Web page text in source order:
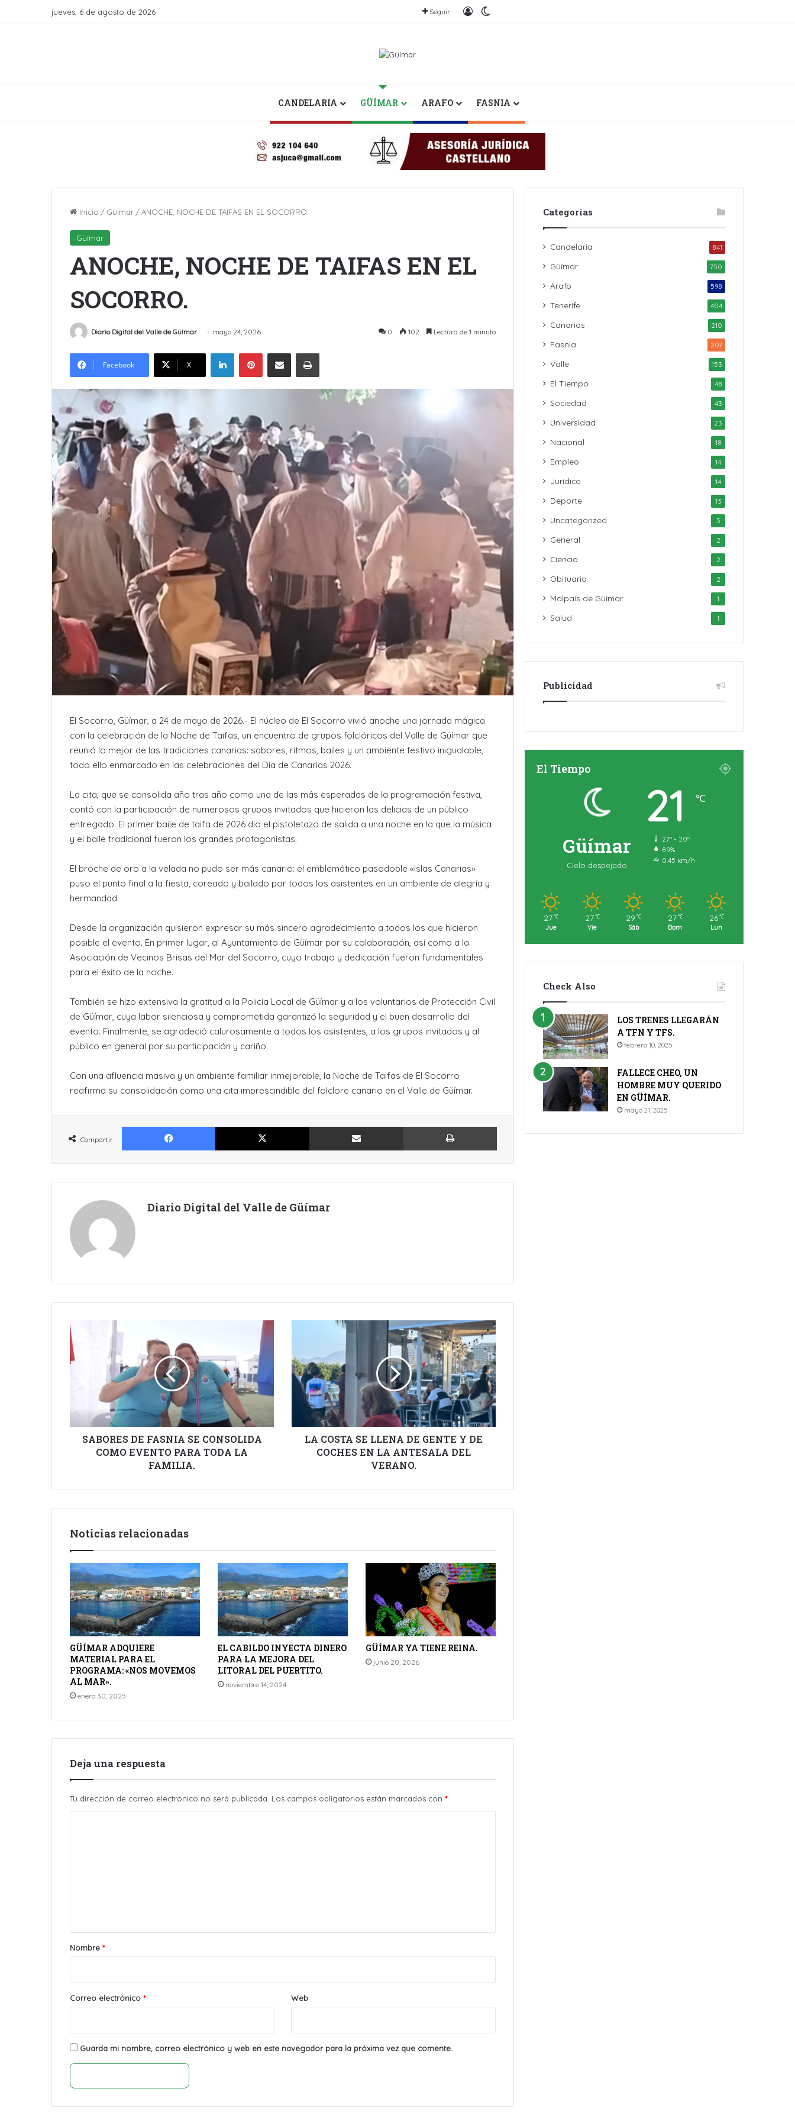
jueves, 6 de agosto de 2026 Seguir Iniciar sesión
CANDELARIA GÜÍMAR ARAFO FASNIA
Inicio / Güímar /ANOCHE, NOCHE DE TAIFAS EN EL SOCORRO.
Güímar
ANOCHE, NOCHE DE TAIFAS EN EL
SOCORRO.
Diario Digital del Valle de Güímar mayo 24, 2026 0 102 Lectura de 1 minuto
Facebook X
LinkedInPinterestCompartir por Email Imprimir
El Socorro, Güímar, a 24 de mayo de 2026.- El núcleo de El Socorro vivió anoche una jornada mágica
con la celebración de la Noche de Taifas, un encuentro de grupos folclóricos del Valle de Güímar que
reunió lo mejor de las tradiciones canarias: sabores, ritmos, bailes y un ambiente festivo inigualable,
todo ello enmarcado en las celebraciones del Día de Canarias 2026.
La cita, que se consolida año tras año como una de las más esperadas de la programación festiva,
contó con la participación de numerosos grupos invitados que hicieron las delicias de un público
entregado. El primer baile de taifa de 2026 dio el pistoletazo de salida a una noche en la que la música
y el baile tradicional fueron los grandes protagonistas.
El broche de oro a la velada no pudo ser más canario: el emblemático pasodoble «Islas Canarias»
puso el punto final a la fiesta, coreado y bailado por todos los asistentes en un ambiente de alegría y
hermandad.
Desde la organización quisieron expresar su más sincero agradecimiento a todos los que hicieron
posible el evento. En primer lugar, al Ayuntamiento de Güímar por su colaboración, así como a la
Asociación de Vecinos Brisas del Mar del Socorro, cuyo trabajo y dedicación fueron fundamentales
para el éxito de la noche.
También se hizo extensiva la gratitud a la Policía Local de Güímar y a los voluntarios de Protección Civil
de Güímar, cuya labor silenciosa y comprometida garantizó la seguridad y el buen desarrollo del
evento. Finalmente, se agradeció calurosamente a todos los asistentes, a los grupos invitados y al
público en general por su participación y cariño.
Con una afluencia masiva y un ambiente familiar inmejorable, la Noche de Taifas de El Socorro
reafirma su consolidación como una cita imprescindible del folclore canario en el Valle de Güímar.
Compartir
Facebook X Compartir por Email Imprimir
Diario Digital del Valle de Güímar
SABORES
DE
FASNIA
SE
CONSOLIDA
PARA
TODA
FAMILIA.
SABORES DE FASNIA SE CONSOLIDA
COMO EVENTO PARA TODA LA
FAMILIA.
LLENA
DE
GENTE
COCHES
LA COSTA SE LLENA DE GENTE Y DE
COCHES EN LA ANTESALA DEL
VERANO.
Noticias relacionadas
GÜÍMAR ADQUIERE
MATERIAL PARA EL
PROGRAMA: «NOS MOVEMOS
AL MAR».
enero 30, 2025
EL CABILDO INYECTA DINERO
PARA LA MEJORA DEL
LITORAL DEL PUERTITO.
noviembre 14, 2024
GÜÍMAR YA TIENE REINA.
junio 20, 2026
Deja una respuesta
Tu dirección de correo electrónico no será publicada. Los campos obligatorios están marcados con *
r
*
Nombre *
Correo electrónico * Web
Guarda mi nombre, correo electrónico y web en este navegador para la próxima vez que comente.
Categorías
Candelaria 841
Güímar 750
Arafo 598
Tenerife 404
Canarias 210
Fasnia 207
Valle 153
El Tiempo 48
Sociedad 43
Universidad 23
Nacional 18
Empleo 14
Jurídico 14
Deporte 13
Uncategorized 5
General 2
Ciencia 2
Obituario 2
Malpaís de Güímar 1
Salud 1
Publicidad
El Tiempo
Güímar
Cielo despejado
21 ℃
27º - 20º
89%
0.45 km/h
27 ℃
Jue
27 ℃
Vie
29 ℃
Sáb
27 ℃
Dom
26 ℃
Lun
Check Also
LOS TRENES LLEGARÁN
A TFN Y TFS.
febrero 10, 2025
FALLECE CHEO, UN
HOMBRE MUY QUERIDO
EN GÜÍMAR.
mayo 21, 2025